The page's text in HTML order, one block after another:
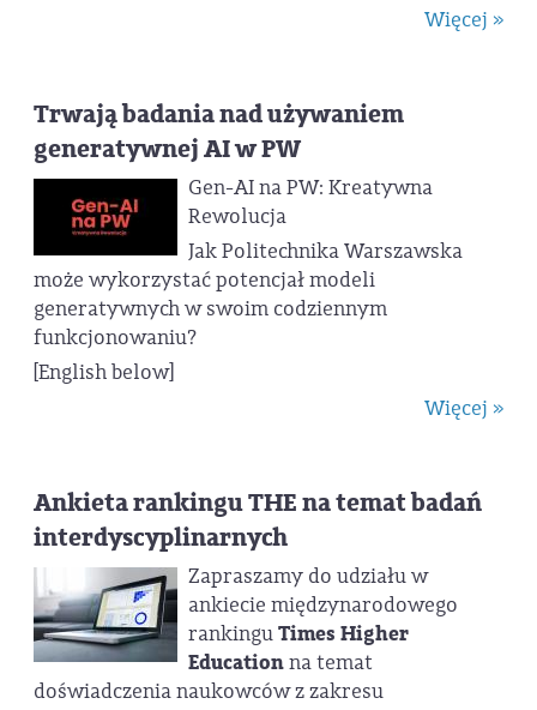
Więcej »
Trwają badania nad używaniem
generatywnej AI w PW
Gen-AI na PW: Kreatywna
Rewolucja
Jak Politechnika Warszawska
może wykorzystać potencjał modeli
generatywnych w swoim codziennym
funkcjonowaniu?
[English below]
Więcej »
Ankieta rankingu THE na temat badań
interdyscyplinarnych
Zapraszamy do udziału w
ankiecie międzynarodowego
rankinguTimes Higher
Educationna temat
doświadczenia naukowców z zakresu